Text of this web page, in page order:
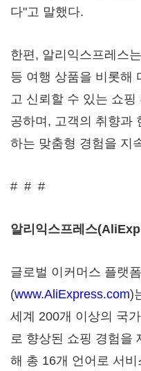
다"고 말했다.
한편, 알리익스프레스
등 여행 상품을 비롯해
고 신뢰할 수 있는 쇼핑
공하며, 고객의 취향과
하는 맞춤형 경험을 지
# # #
알리익스프레스
글로벌 이커머스 플랫
(www.AliExpress.com)
세계 200개 이상의 국
로 향상된 쇼핑 경험을
해 총 16개 언어로 서비